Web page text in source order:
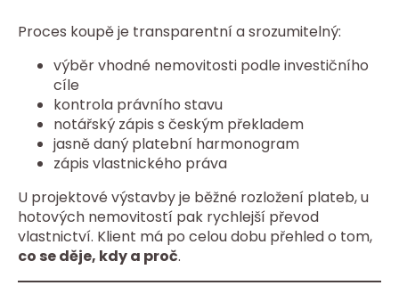
Proces koupě je transparentní a srozumitelný:
výběr vhodné nemovitosti podle investičního
cíle
kontrola právního stavu
notářský zápis s českým překladem
jasně daný platební harmonogram
zápis vlastnického práva
U projektové výstavby je běžné rozložení plateb, u
hotových nemovitostí pak rychlejší převod
vlastnictví. Klient má po celou dobu přehled o tom,
co se děje, kdy a proč.